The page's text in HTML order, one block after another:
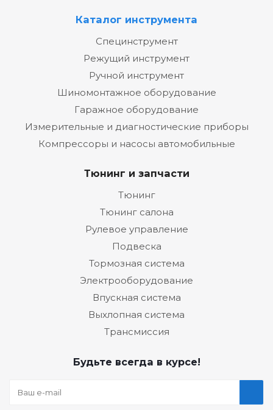
Каталог инструмента
Специнструмент
Режущий инструмент
Ручной инструмент
Шиномонтажное оборудование
Гаражное оборудование
Измерительные и диагностические приборы
Компрессоры и насосы автомобильные
Тюнинг и запчасти
Тюнинг
Тюнинг салона
Рулевое управление
Подвеска
Тормозная система
Электрооборудование
Впускная система
Выхлопная система
Трансмиссия
Будьте всегда в курсе!